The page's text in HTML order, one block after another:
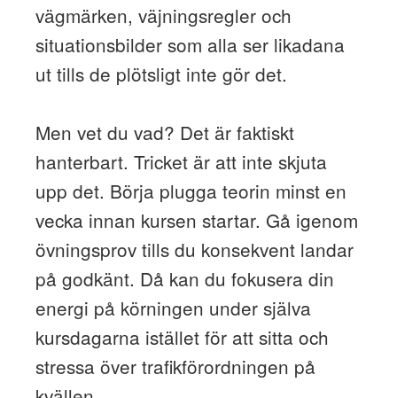
vägmärken, väjningsregler och
situationsbilder som alla ser likadana
ut tills de plötsligt inte gör det.
Men vet du vad? Det är faktiskt
hanterbart. Tricket är att inte skjuta
upp det. Börja plugga teorin minst en
vecka innan kursen startar. Gå igenom
övningsprov tills du konsekvent landar
på godkänt. Då kan du fokusera din
energi på körningen under själva
kursdagarna istället för att sitta och
stressa över trafikförordningen på